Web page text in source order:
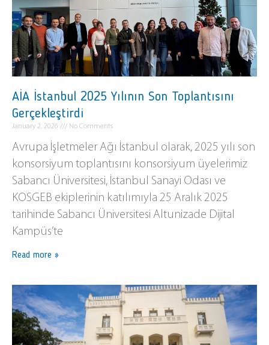
AİA İstanbul 2025 Yılının Son Toplantısını
Gerçekleştirdi
January 2, 2026 No Comments
Avrupa İşletmeler Ağı İstanbul olarak, 2025 yılı son
konsorsiyum toplantısını konsorsiyum üyelerimiz
Sabancı Üniversitesi, İstanbul Sanayi Odası ve
KOSGEB ekiplerinin katılımıyla 25 Aralık 2025
tarihinde Sabancı Üniversitesi Altunizade Dijital
Kampüs’te
Read more »